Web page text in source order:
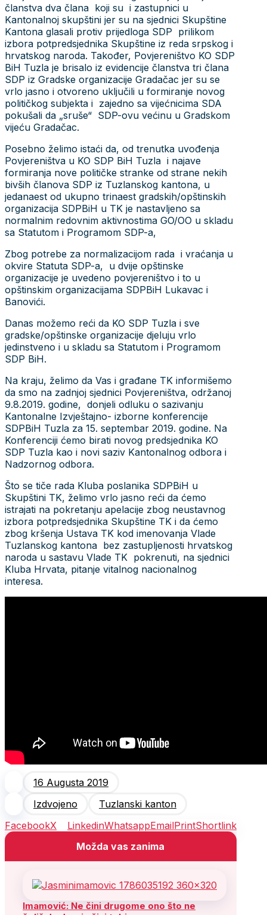
članstva dva člana koji su i zastupnici u
Kantonalnoj skupštini jer su na sjednici Skupštine
Kantona glasali protiv prijedloga SDP prilikom
izbora potpredsjednika Skupštine iz reda srpskog i
hrvatskog naroda. Također, Povjereništvo KO SDP
BiH Tuzla je brisalo iz evidencije članstva tri člana
SDP iz Gradske organizacije Gradačac jer su se
vrlo jasno i otvoreno uključili u formiranje novog
političkog subjekta i zajedno sa vijećnicima SDA
pokušali da „sruše“ SDP-ovu većinu u Gradskom
vijeću Gradačac.
Posebno želimo istaći da, od trenutka uvođenja
Povjereništva u KO SDP BiH Tuzla i najave
formiranja nove političke stranke od strane nekih
bivših članova SDP iz Tuzlanskog kantona, u
jedanaest od ukupno trinaest gradskih/opštinskih
organizacija SDPBiH u TK je nastavljeno sa
normalnim redovnim aktivnostima GO/OO u skladu
sa Statutom i Programom SDP-a,
Zbog potrebe za normalizacijom rada i vraćanja u
okvire Statuta SDP-a, u dvije opštinske
organizacije je uvedeno povjereništvo i to u
opštinskim organizacijama SDPBiH Lukavac i
Banovići.
Danas možemo reći da KO SDP Tuzla i sve
gradske/opštinske organizacije djeluju vrlo
jedinstveno i u skladu sa Statutom i Programom
SDP BiH.
Na kraju, želimo da Vas i građane TK informišemo
da smo na zadnjoj sjednici Povjereništva, održanoj
9.8.2019. godine, donjeli odluku o sazivanju
Kantonalne Izvještajno- izborne konferencije
SDPBiH Tuzla za 15. septembar 2019. godine. Na
Konferenciji ćemo birati novog predsjednika KO
SDP Tuzla kao i novi saziv Kantonalnog odbora i
Nadzornog odbora.
Što se tiče rada Kluba poslanika SDPBiH u
Skupštini TK, želimo vrlo jasno reći da ćemo
istrajati na pokretanju apelacije zbog neustavnog
izbora potpredsjednika Skupštine TK i da ćemo
zbog kršenja Ustava TK kod imenovanja Vlade
Tuzlanskog kantona bez zastupljenosti hrvatskog
naroda u sastavu Vlade TK pokrenuti, na sjednici
Kluba Hrvata, pitanje vitalnog nacionalnog
interesa.
16 Augusta 2019
Izdvojeno
Tuzlanski kanton
FacebookX LinkedinWhatsappEmailPrintShortlink
Možda vas zanima
Imamović: Ne čini drugome ono što ne